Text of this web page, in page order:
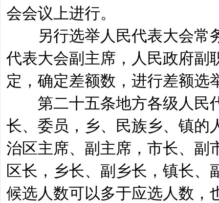
会会议上进行。
另行选举人民代表大会常务
代表大会副主席，人民政府副
定，确定差额数，进行差额选
第二十五条地方各级人民
长、委员，乡、民族乡、镇的
治区主席、副主席，市长、副
区长，乡长、副乡长，镇长
候选人数可以多于应选人数，